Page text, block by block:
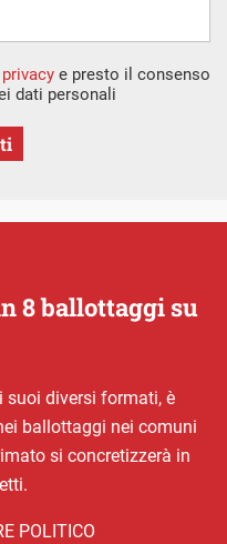
e presto il consenso
dati personali
8 ballottaggi su
suoi diversi formati, è
ballottaggi nei comuni
si concretizzerà in
POLITICO